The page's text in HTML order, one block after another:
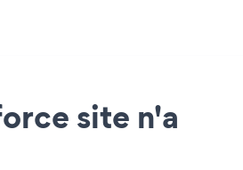
site n'a